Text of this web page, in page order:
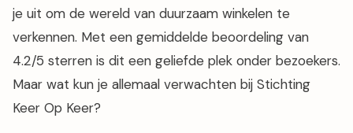
je uit om de wereld van duurzaam winkelen te
verkennen. Met een gemiddelde beoordeling van
4.2/5 sterren is dit een geliefde plek onder bezoekers.
Maar wat kun je allemaal verwachten bij Stichting
Keer Op Keer?